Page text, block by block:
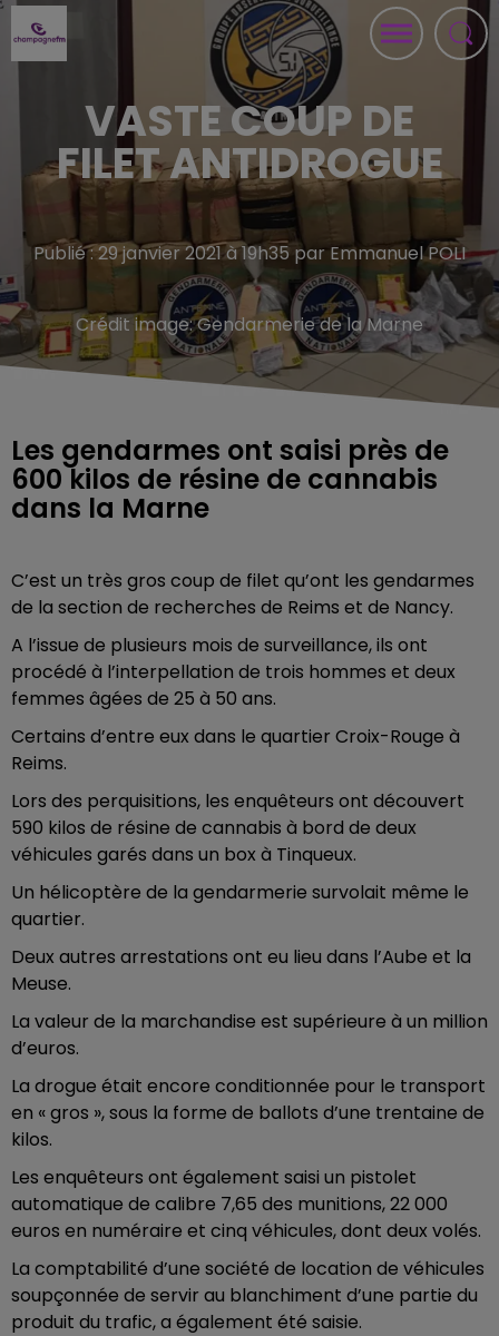
VASTE COUP DE
FILET ANTIDROGUE
Publié : 29 janvier 2021 à 19h35 par Emmanuel POLI
Crédit image:Gendarmerie de la Marne
Les gendarmes ont saisi près de
600 kilos de résine de cannabis
dans la Marne
C’est un très gros coup de filet qu’ont les gendarmes
de la section de recherches de Reims et de Nancy.
A l’issue de plusieurs mois de surveillance, ils ont
procédé à l’interpellation de trois hommes et deux
femmes âgées de 25 à 50 ans.
Certains d’entre eux dans le quartier Croix-Rouge à
Reims.
Lors des perquisitions, les enquêteurs ont découvert
590 kilos de résine de cannabis à bord de deux
véhicules garés dans un box à Tinqueux.
Un hélicoptère de la gendarmerie survolait même le
quartier.
Deux autres arrestations ont eu lieu dans l’Aube et la
Meuse.
La valeur de la marchandise est supérieure à un million
d’euros.
La drogue était encore conditionnée pour le transport
en « gros », sous la forme de ballots d’une trentaine de
kilos.
Les enquêteurs ont également saisi un pistolet
automatique de calibre 7,65 des munitions, 22 000
euros en numéraire et cinq véhicules, dont deux volés.
La comptabilité d’une société de location de véhicules
soupçonnée de servir au blanchiment d’une partie du
produit du trafic, a également été saisie.